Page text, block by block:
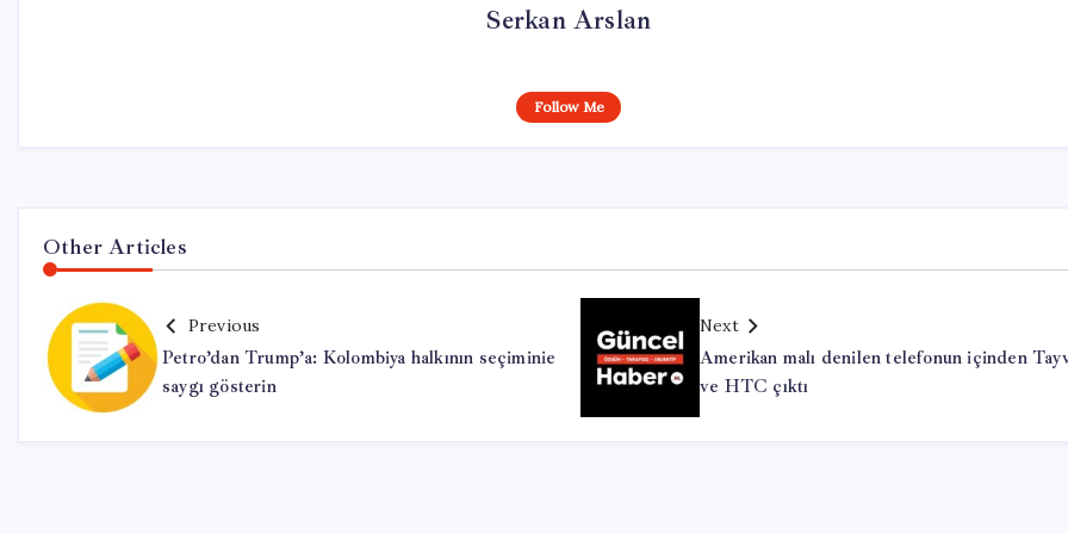
Serkan Arslan
Follow Me
Other Articles
Previous
Petro’dan Trump’a: Kolombiya halkının seçiminie
saygı gösterin
Next
Amerikan malı denilen telefonun içinden
ve HTC çıktı